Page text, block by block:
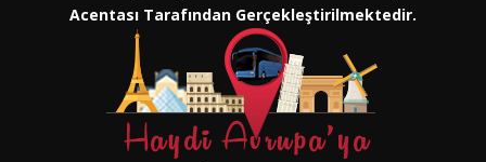
Acentası Tarafından Gerçekleştirilmektedir.